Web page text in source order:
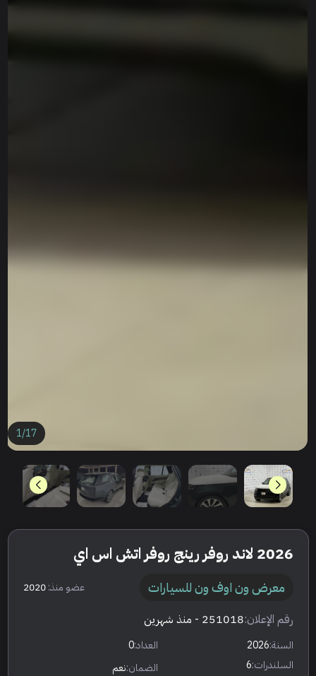
1/17
2026 لاند روفر رينج روفر اتش اس اي
معرض ون اوف ون للسيارات عضو منذ:2020
رقم الإعلان:251018 - منذ شهرين
السنة:2026 العداد:0
السلندرات:6 الضمان:نعم